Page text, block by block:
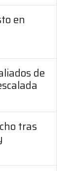
en
de
tras